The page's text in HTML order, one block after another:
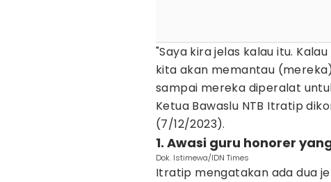
"Saya kira jelas kalau itu.
kita akan memantau
sampai mereka diperalat
Ketua Bawaslu NTB Itratip
(7/12/2023).
1. Awasi guru honorer
Dok. Istimewa/IDN Times
Itratip mengatakan ada dua